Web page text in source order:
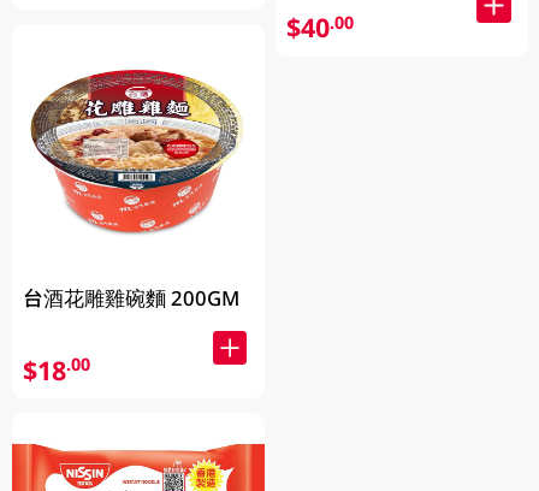
台酒花雕雞碗麵 200GM
$18.00
$40.00